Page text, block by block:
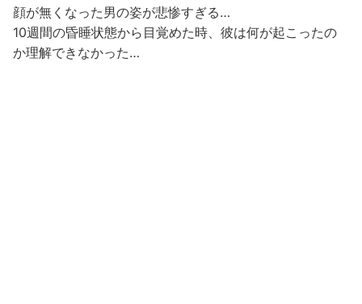
顔が無くなった男の姿が悲惨すぎる…
10週間の昏睡状態から目覚めた時、彼は何が起こったの
か理解できなかった…